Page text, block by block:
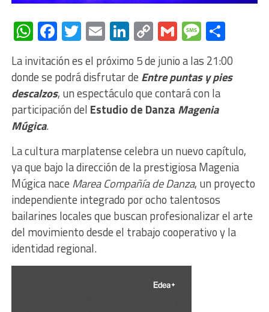
WhatsApp
Facebook
Twitter
EmailLinkedIn
Copy
Link
Gmail
La invitación es el próximo 5 de junio a las 21:00
donde se podrá disfrutar de Entre puntas y pies
descalzos, un espectáculo que contará con la
participación del Estudio de Danza Magenia
Múgica.
La cultura marplatense celebra un nuevo capítulo,
ya que bajo la dirección de la prestigiosa Magenia
Múgica nace Marea Compañía de Danza, un proyecto
independiente integrado por ocho talentosos
bailarines locales que buscan profesionalizar el arte
del movimiento desde el trabajo cooperativo y la
identidad regional.